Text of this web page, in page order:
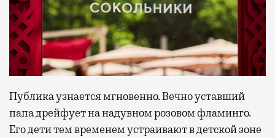
Публика узнается мгновенно. Вечно уставший
папа дрейфует на надувном розовом фламинго.
Его дети тем временем устраивают в детской зоне